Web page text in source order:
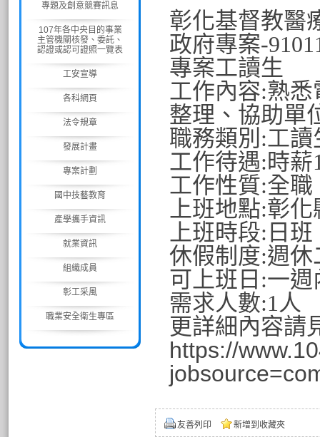
專題及創意競賽訊息
107年各中央目的事業
主管機關核發、委託、
認證或認可證照一覽表
工安宣導
各科網頁
法令規章
發展計畫
專案計劃
國中技藝教育
產學攜手資訊
就業資訊
組織成員
彰工采風
職業安全衛生專區
彰化基督教醫
政府專案-
專案工讀生
工作內容:熟
整理、協助單
職務類別:工讀
工作待遇:時薪
工作性質:全職
上班地點:彰
上班時段:日班
休假制度:週休
可上班日:一週
需求人數:1人
更詳細內容請
https://
友善列印 新增到收藏夾